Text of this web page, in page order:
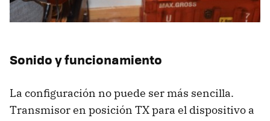
Sonido y funcionamiento
La configuración no puede ser más sencilla.
Transmisor en posición TX para el dispositivo a